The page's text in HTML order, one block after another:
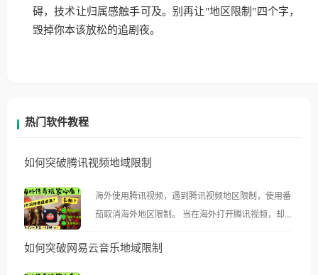
碍，技术让归属感触手可及。别再让"地区限制"四个字，
毁掉你本该放松的追剧夜。
热门软件教程
如何突破腾讯视频地域限制
海外使用腾讯视频，遇到腾讯视频地区限制，使用番
茄取消海外地区限制。 当在海外打开腾讯视频，却突
示语。 海外用户如香港、澳门、台湾、美国、加拿
如何突破网易云音乐地域限制